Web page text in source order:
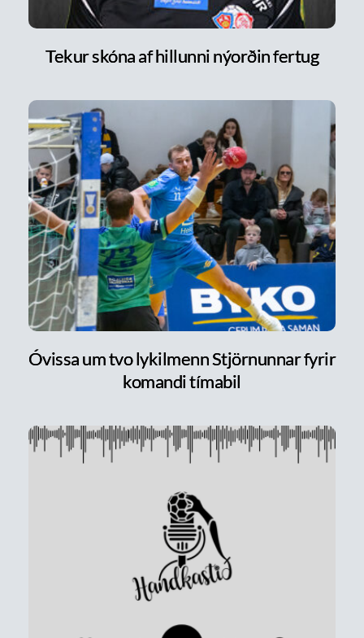
Tekur skóna af hillunni nýorðin fertug
Óvissa um tvo lykilmenn Stjörnunnar fyrir
komandi tímabil